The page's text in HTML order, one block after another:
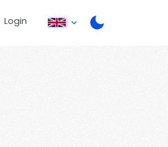
Login